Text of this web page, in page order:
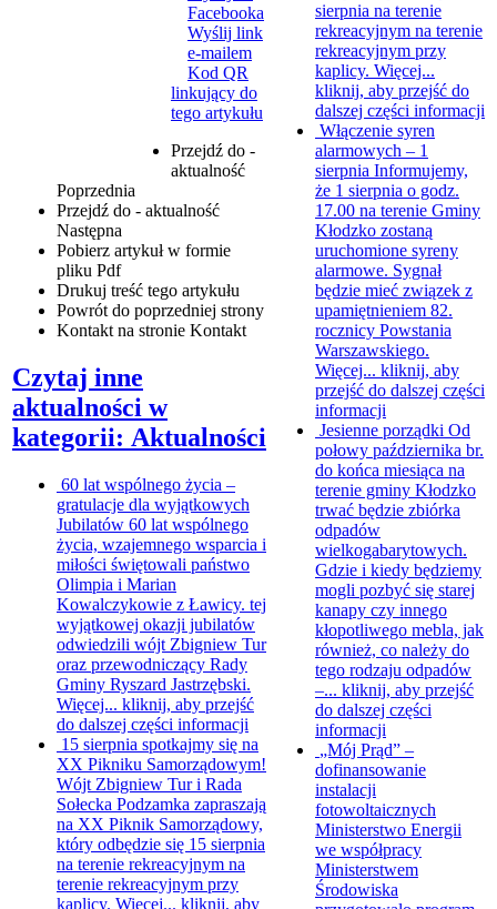
Facebooka
Wyślij link
e-mailem
Kod QR
linkujący do
tego artykułu
Przejdź do -
aktualność
Poprzednia
Przejdź do - aktualność
Następna
Pobierz artykuł w formie
pliku Pdf
Drukuj treść tego artykułu
Powrót do poprzedniej strony
Kontakt na stronie Kontakt
Czytaj inne
aktualności w
kategorii: Aktualności
60 lat wspólnego życia –
gratulacje dla wyjątkowych
Jubilatów 60 lat wspólnego
życia, wzajemnego wsparcia i
miłości świętowali państwo
Olimpia i Marian
Kowalczykowie z Ławicy. tej
wyjątkowej okazji jubilatów
odwiedzili wójt Zbigniew Tur
oraz przewodniczący Rady
Gminy Ryszard Jastrzębski.
Więcej... kliknij, aby przejść
do dalszej części informacji
15 sierpnia spotkajmy się na
XX Pikniku Samorządowym!
Wójt Zbigniew Tur i Rada
Sołecka Podzamka zapraszają
na XX Piknik Samorządowy,
który odbędzie się 15 sierpnia
na terenie rekreacyjnym na
terenie rekreacyjnym przy
kaplicy. Więcej... kliknij, aby
sierpnia na terenie
rekreacyjnym na terenie
rekreacyjnym przy
kaplicy. Więcej...
kliknij, aby przejść do
dalszej części informacji
Włączenie syren
alarmowych – 1
sierpnia Informujemy,
że 1 sierpnia o godz.
17.00 na terenie Gminy
Kłodzko zostaną
uruchomione syreny
alarmowe. Sygnał
będzie mieć związek z
upamiętnieniem 82.
rocznicy Powstania
Warszawskiego.
Więcej... kliknij, aby
przejść do dalszej części
informacji
Jesienne porządki Od
połowy października br.
do końca miesiąca na
terenie gminy Kłodzko
trwać będzie zbiórka
odpadów
wielkogabarytowych.
Gdzie i kiedy będziemy
mogli pozbyć się starej
kanapy czy innego
kłopotliwego mebla, jak
również, co należy do
tego rodzaju odpadów
–... kliknij, aby przejść
do dalszej części
informacji
„Mój Prąd” –
dofinansowanie
instalacji
fotowoltaicznych
Ministerstwo Energii
we współpracy
Ministerstwem
Środowiska